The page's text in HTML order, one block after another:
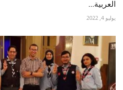
العربية...
يوليو 4, 2022